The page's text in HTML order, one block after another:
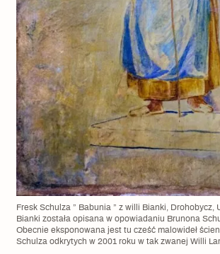
Fresk Schulza ” Babunia ” z willi Bianki, Drohobycz,
Bianki została opisana w opowiadaniu Brunona
Obecnie eksponowana jest tu cześć malowideł
Schulza odkrytych w 2001 roku w tak zwanej Willi